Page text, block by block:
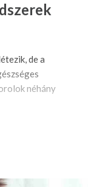
de a
néhány